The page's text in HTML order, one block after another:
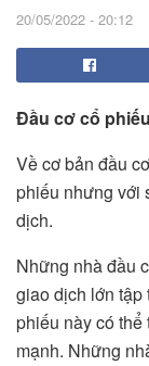
20/05/2022 - 20:12
Đầu cơ cổ
Về cơ bản đầu
phiếu nhưng với
dịch.
Những nhà đầu
giao dịch lớn tập
phiếu này có thể
mạnh. Những